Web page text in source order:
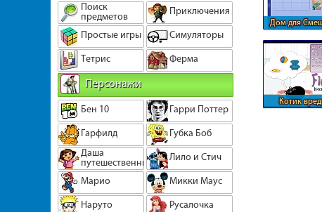
Поиск
предметов
Приключения
Простые игры
Симуляторы
Тетрис
Ферма
Персонажи
Бен 10
Гарри Поттер
Гарфилд
Губка Боб
Даша
путешественница
Лило и Стич
Марио
Микки Маус
Наруто
Русалочка
Дом для
Котик